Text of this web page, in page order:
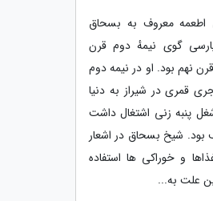
اطعمه معروف به بسحاق
گوی نیمهٔ دوم قرن
نهم بود. او در نیمه دوم
قمری در شیراز به دنیا
پنبه زنی اشتغال داشت
بود. شیخ بسحاق در اشعار
و خوراکی ها استفاده
علت به...